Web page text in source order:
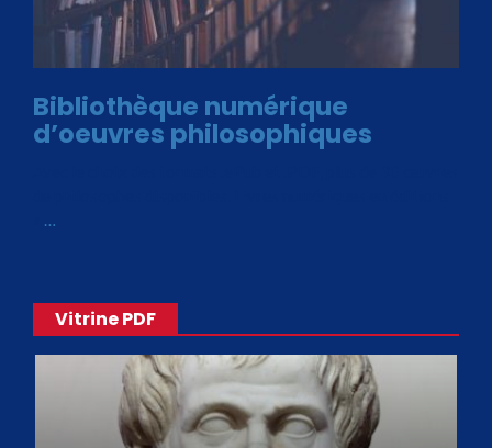
Bibliothèque numérique
d’oeuvres philosophiques
…
Vitrine PDF